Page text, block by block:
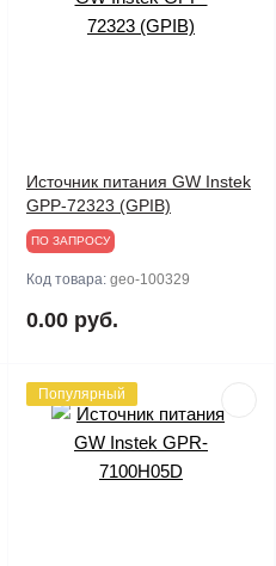
Источник питания GW Instek
GPP-72323 (GPIB)
ПО ЗАПРОСУ
Код товара: geo-100329
0.00 руб.
Популярный